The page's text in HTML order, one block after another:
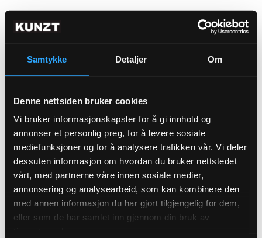
Samtykke Detaljer Om
Denne nettsiden bruker cookies
Vi bruker informasjonskapsler for å gi innhold og
annonser et personlig preg, for å levere sosiale
mediefunksjoner og for å analysere trafikken vår. Vi deler
dessuten informasjon om hvordan du bruker nettstedet
vårt, med partnerne våre innen sosiale medier,
annonsering og analysearbeid, som kan kombinere den
med annen informasjon du har gjort tilgjengelig for dem,
eller som de har samlet inn gjennom din bruk av